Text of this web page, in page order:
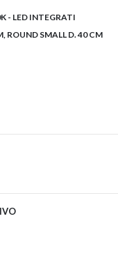
- LED INTEGRATI
ROUND SMALL D. 40 CM